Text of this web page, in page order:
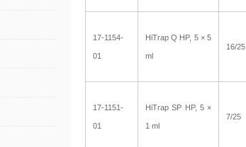
17-1154-
01
HiTrap Q HP, 5 × 5
ml
16/25
17-1151-
01
HiTrap SP HP, 5 ×
1 ml
7/25